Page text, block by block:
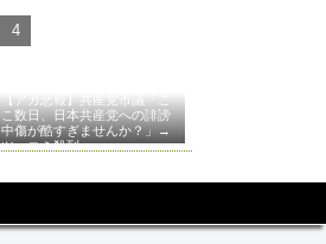
【アカ悲報】共産党市議「こ
こ数日、日本共産党への誹謗
中傷が酷すぎませんか？」→
ツッコミ殺到